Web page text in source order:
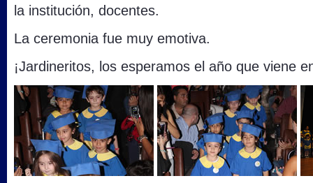
la institución, docentes.
La ceremonia fue muy emotiva.
¡Jardineritos, los esperamos el año que viene